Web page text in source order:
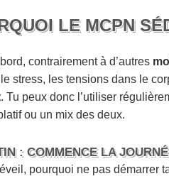
LE MCPN
contrairement à d’autres
stress, les tensions dans le
. Tu peux donc l’utiliser
ou un mix des deux.
: COMMENCE LA
pourquoi ne pas démarrer